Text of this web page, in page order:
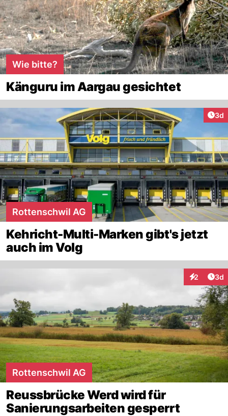
Wie bitte?
Känguru im Aargau gesichtet
3d
Rottenschwil AG
Kehricht-Multi-Marken gibt's jetzt
auch im Volg
2 3d
Rottenschwil AG
Reussbrücke Werd wird für
Sanierungsarbeiten gesperrt